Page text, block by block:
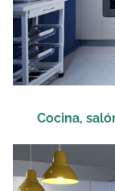
Cocina,